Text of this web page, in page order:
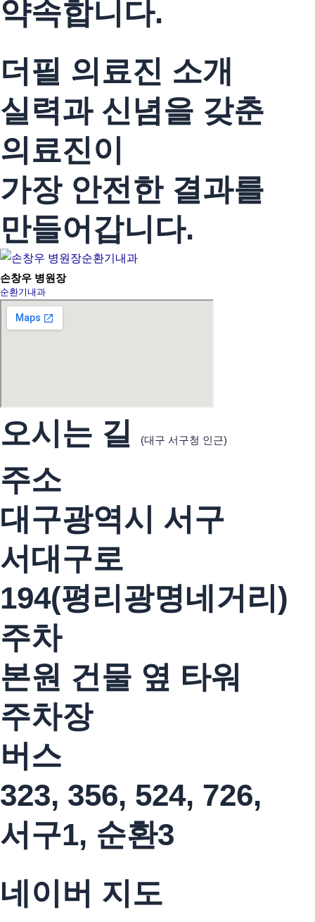
약속합니다.
더필 의료진 소개
실력과 신념을 갖춘
의료진이
가장 안전한 결과를
만들어갑니다.
손창우 병원장
순환기내과
오시는 길 (대구 서구청 인근)
주소
대구광역시 서구
서대구로
194(평리광명네거리)
주차
본원 건물 옆 타워
주차장
버스
323, 356, 524, 726,
서구1, 순환3
네이버 지도